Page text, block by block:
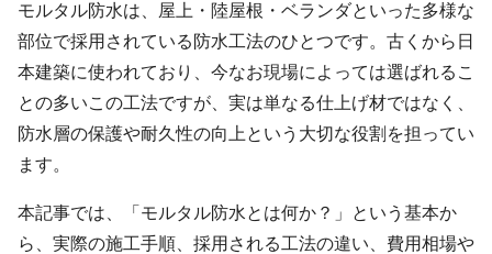
モルタル防水は、屋上・陸屋根・ベランダといった多様な
部位で採用されている防水工法のひとつです。古くから日
本建築に使われており、今なお現場によっては選ばれるこ
との多いこの工法ですが、実は単なる仕上げ材ではなく、
防水層の保護や耐久性の向上という大切な役割を担ってい
ます。
本記事では、「モルタル防水とは何か？」という基本か
ら、実際の施工手順、採用される工法の違い、費用相場や